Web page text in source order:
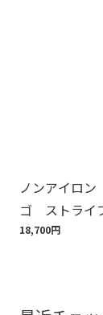
ノンアイロ
ゴ ストライ
18,700円